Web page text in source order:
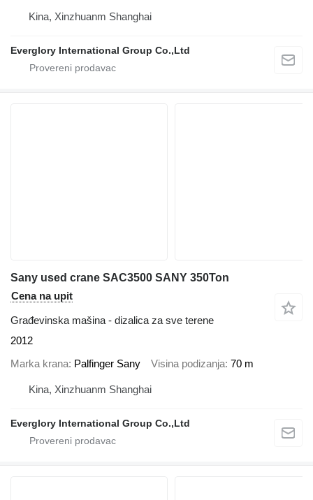
Kina, Xinzhuanm Shanghai
Everglory International Group Co.,Ltd
Sany used crane SAC3500 SANY 350Ton
Cena na upit
Građevinska mašina - dizalica za sve terene
2012
Marka krana Palfinger Sany Visina podizanja 70 m
Kina, Xinzhuanm Shanghai
Everglory International Group Co.,Ltd